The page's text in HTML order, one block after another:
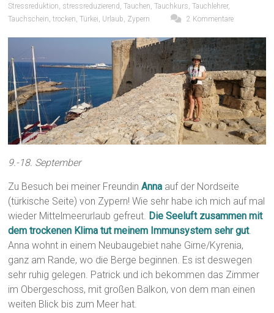
Stressreduktion, stressreduzierend ,Tauchen,Tauchkurs,Tauchlehrer,
Tauchschein,trocken,Türkei, Urlaub, Zypern 2 Kommentare
9.-18. September
Zu Besuch bei meiner FreundinAnna auf der Nordseite
(türkische Seite) von Zypern! Wie sehr habe ich mich auf mal
wieder Mittelmeerurlaub gefreut. Die Seeluft zusammen mit
dem trockenen Klima tut meinem Immunsystem sehr gut.
Anna wohnt in einem Neubaugebiet nahe Girne/Kyrenia,
ganz am Rande, wo die Berge beginnen. Es ist deswegen
sehr ruhig gelegen. Patrick und ich bekommen das Zimmer
im Obergeschoss, mit großen Balkon, von dem man einen
weiten Blick bis zum Meer hat.